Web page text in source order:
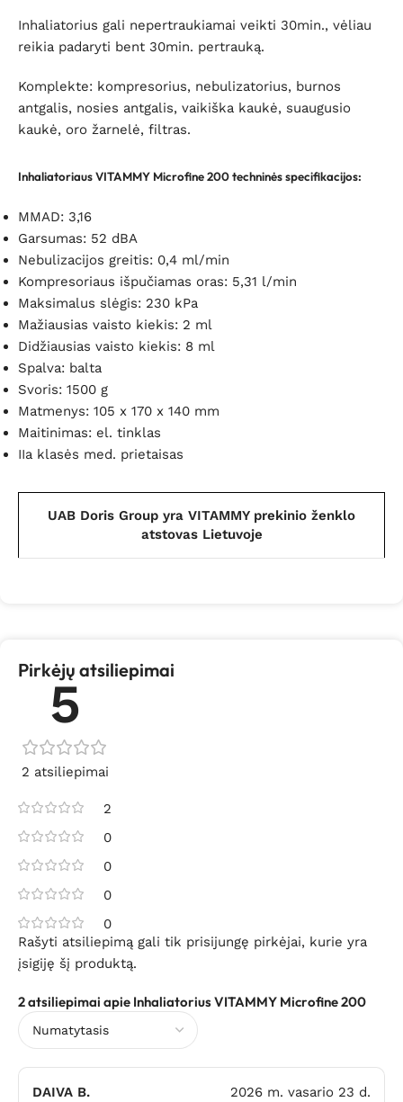
Inhaliatorius gali nepertraukiamai veikti 30min., vėliau
reikia padaryti bent 30min. pertrauką.
Komplekte: kompresorius, nebulizatorius, burnos
antgalis, nosies antgalis, vaikiška kaukė, suaugusio
kaukė, oro žarnelė, filtras.
Inhaliatoriaus VITAMMY Microfine 200 techninės specifikacijos:
MMAD: 3,16
Garsumas: 52 dBA
Nebulizacijos greitis: 0,4 ml/min
Kompresoriaus išpučiamas oras: 5,31 l/min
Maksimalus slėgis: 230 kPa
Mažiausias vaisto kiekis: 2 ml
Didžiausias vaisto kiekis: 8 ml
Spalva: balta
Svoris: 1500 g
Matmenys: 105 x 170 x 140 mm
Maitinimas: el. tinklas
IIa klasės med. prietaisas
UAB Doris Group yra VITAMMY prekinio ženklo
atstovas Lietuvoje
Pirkėjų atsiliepimai
5
2 atsiliepimai
2
0
0
0
0
2 atsiliepimai apie Inhaliatorius VITAMMY Microfine 200
DAIVA B. 2026 m. vasario 23 d.
Rašyti atsiliepimą gali tik prisijungę pirkėjai, kurie yra
įsigiję šį produktą.